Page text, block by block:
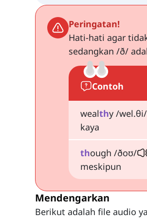
Peringatan!
Hati-hati agar
sedangkan /ð/
Contoh
wealthy /wel.θi/
kaya
though /ðoʊ/
meskipun
Mendengarkan
Berikut adalah file audio